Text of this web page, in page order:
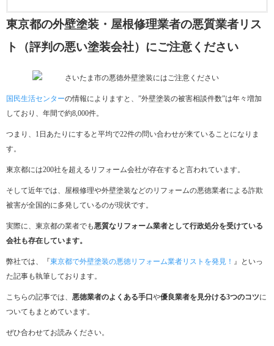
東京都の外壁塗装・屋根修理業者の悪質業者リス
ト（評判の悪い塗装会社）にご注意ください
国民生活センターの情報によりますと、”外壁塗装の被害相談件数”は年々増加
しており、年間で約8,000件。
つまり、1日あたりにすると平均で22件の問い合わせが来ていることになりま
す。
東京都には200社を超えるリフォーム会社が存在すると言われています。
そして近年では、屋根修理や外壁塗装などのリフォームの悪徳業者による詐欺
被害が全国的に多発しているのが現状です。
実際に、東京都の業者でも悪質なリフォーム業者として行政処分を受けている
会社も存在しています。
弊社では、『東京都で外壁塗装の悪徳リフォーム業者リストを発見！ 』といっ
た記事も執筆しております。
こちらの記事では、 悪徳業者のよくある手口や優良業者を見分ける3つのコツに
ついてもまとめています。
ぜひ合わせてお読みください。